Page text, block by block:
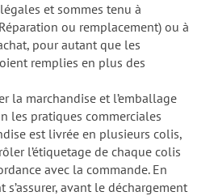
et sommes tenu à
ou remplacement) ou à
pour autant que les
remplies en plus des
la marchandise et l’emballage
les pratiques commerciales
est livrée en plusieurs colis,
l’étiquetage de chaque colis
avec la commande. En
avant le déchargement